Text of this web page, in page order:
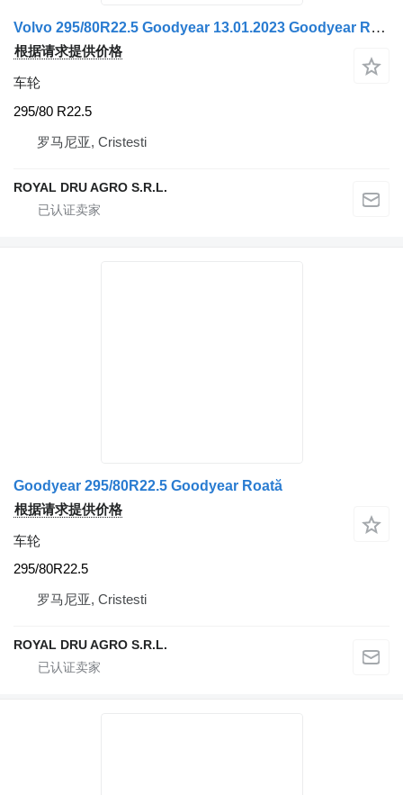
Volvo 295/80R22.5 Goodyear 13.01.2023 Goodyear Roată
根据请求提供价格
车轮
295/80 R22.5
罗马尼亚, Cristesti
ROYAL DRU AGRO S.R.L.
Goodyear 295/80R22.5 Goodyear Roată
根据请求提供价格
车轮
295/80R22.5
罗马尼亚, Cristesti
ROYAL DRU AGRO S.R.L.